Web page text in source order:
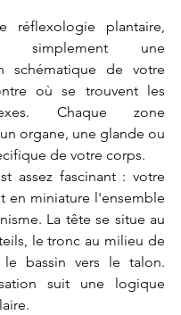
réflexologie plantaire,
simplement une
schématique de votre
où se trouvent les
Chaque zone
organe, une glande ou
de votre corps.
assez fascinant : votre
en miniature l'ensemble
La tête se situe au
le tronc au milieu de
bassin vers le talon.
suit une logique